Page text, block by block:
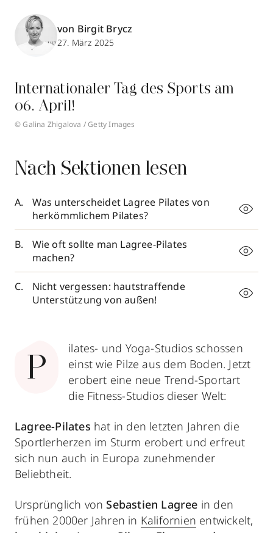
von Birgit Brycz
27. März 2025
Internationaler Tag des Sports am
06. April!
© Galina Zhigalova / Getty Images
Nach Sektionen lesen
Was unterscheidet Lagree Pilates von
herkömmlichem Pilates?
Wie oft sollte man Lagree-Pilates
machen?
Nicht vergessen: hautstraffende
Unterstützung von außen!
P
ilates- und Yoga-Studios schossen
einst wie Pilze aus dem Boden. Jetzt
erobert eine neue Trend-Sportart
die Fitness-Studios dieser Welt:
Lagree-Pilates hat in den letzten Jahren die
Sportlerherzen im Sturm erobert und erfreut
sich nun auch in Europa zunehmender
Beliebtheit.
Ursprünglich von Sebastien Lagree in den
frühen 2000er Jahren in Kalifornien entwickelt,